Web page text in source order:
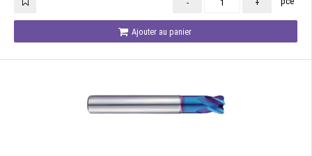
- +
Ajouter au panier